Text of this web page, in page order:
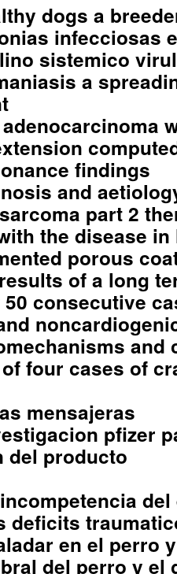
dogs a
infecciosas
sistemico
a
findings
and
part 2
the disease in
porous
of a long
consecutive
and
four cases of
mensajeras
pfizer
del producto
deficits
en el perro
del perro y el